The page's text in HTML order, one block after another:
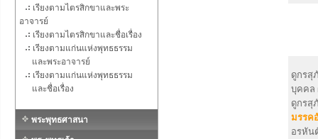
เรียงตามไตรสิกขาและพระ
อาจารย์
เรียงตามไตรสิกขาและชื่อเรื่อง
เรียงตามแก่นแห่งพุทธธรรม
และพระอาจารย์
เรียงตามแก่นแห่งพุทธธรรม
และชื่อเรื่อง
พระพุทธศาสนา
ดูกรสุ
บุคคล
ดูกรสุ
มรรค
อรหัน